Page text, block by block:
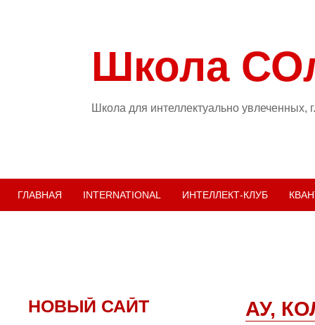
Школа
Школа для интеллектуально увлеченных,
ГЛАВНАЯ INTERNATIONAL ИНТЕЛЛЕКТ-КЛУБ
АУ,
НОВЫЙ САЙТ